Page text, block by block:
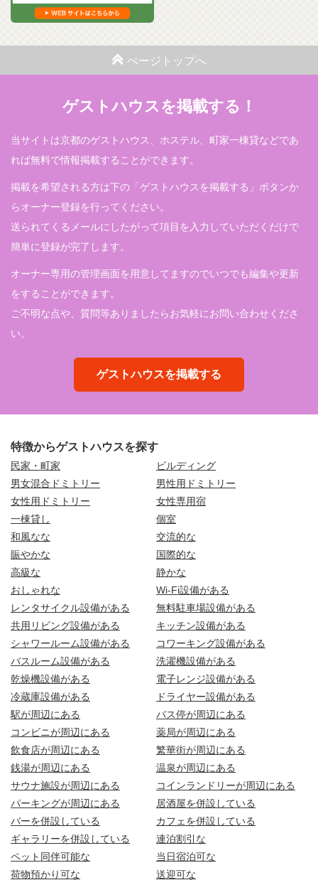
ぺージトップへ
ゲストハウスを掲載する！
当サイトは京都のゲストハウス、ホステル、町家一棟貸などであ
れば無料で情報掲載することができます。
掲載を希望される方は下の「ゲストハウスを掲載する」ボタンか
らオーナー登録を行ってください。
送られてくるメールにしたがって項目を入力していただくだけで
簡単に登録が完了します。
オーナー専用の管理画面を用意してますのでいつでも編集や更新
をすることができます。
ご不明な点や、質問等ありましたらお気軽にお問い合わせくださ
い。
ゲストハウスを掲載する
特徴からゲストハウスを探す
民家・町家
ビルディング
男女混合ドミトリー
男性用ドミトリー
女性用ドミトリー
女性専用宿
一棟貸し
個室
和風なな
交流的な
賑やかな
国際的な
高級な
静かな
おしゃれな
Wi-Fi設備がある
レンタサイクル設備がある
無料駐車場設備がある
共用リビング設備がある
キッチン設備がある
シャワールーム設備がある
コワーキング設備がある
バスルーム設備がある
洗濯機設備がある
乾燥機設備がある
電子レンジ設備がある
冷蔵庫設備がある
ドライヤー設備がある
駅が周辺にある
バス停が周辺にある
コンビニが周辺にある
薬局が周辺にある
飲食店が周辺にある
繁華街が周辺にある
銭湯が周辺にある
温泉が周辺にある
サウナ施設が周辺にある
コインランドリーが周辺にある
パーキングが周辺にある
居酒屋を併設している
バーを併設している
カフェを併設している
ギャラリーを併設している
連泊割引な
ペット同伴可能な
当日宿泊可な
荷物預かり可な
送迎可な